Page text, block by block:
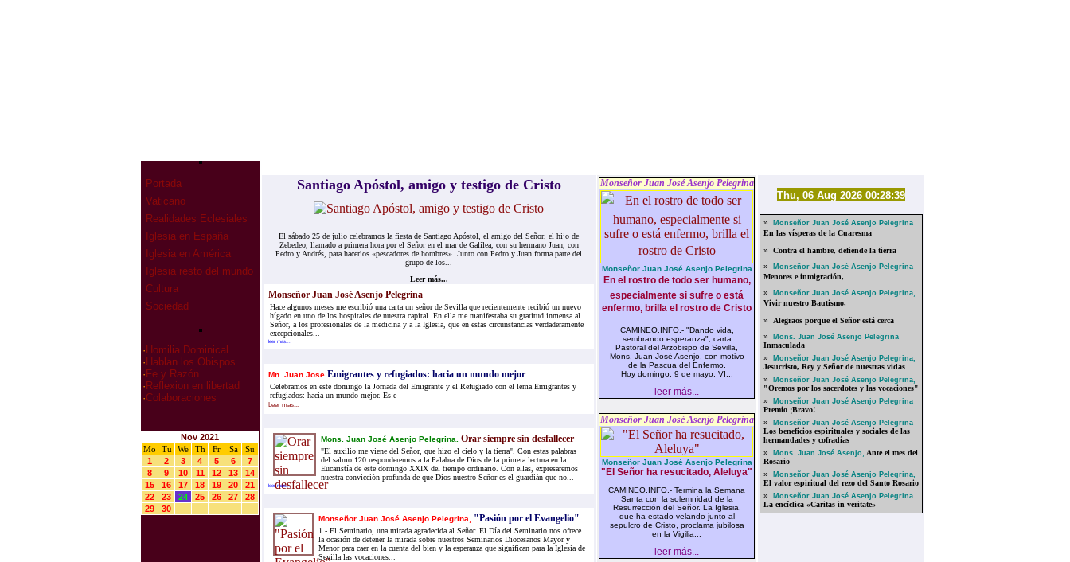
Portada
Vaticano
Realidades Eclesiales
Iglesia en España
Iglesia en América
Iglesia resto del mundo
Cultura
Sociedad
· Homilia Dominical
· Hablan los Obispos
· Fe y Razón
· Reflexion en libertad
·Colaboraciones
Nov 2021
Mo
Tu We Th Fr Sa
Su
1
2 3 4 5 6
7
8
9 10 11 12 13
14
15
16 17 18 19 20
21
22
23 24 25 26 27
28
29
30
Santiago Apóstol, amigo y testigo de Cristo
El sábado 25 de julio celebramos la fiesta de Santiago Apóstol, el amigo del Señor, el hijo de
Zebedeo, llamado a primera hora por el Señor en el mar de Galilea, con su hermano Juan, con
Pedro y Andrés, para hacerlos «pescadores de hombres». Junto con Pedro y Juan forma parte del
grupo de los...
Leer más...
Monseñor Juan José Asenjo Pelegrina
Hace algunos meses me escribió una carta un señor de Sevilla que recientemente recibió un nuevo
hígado en uno de los hospitales de nuestra capital. En ella me manifestaba su gratitud inmensa al
Señor, a los profesionales de la medicina y a la Iglesia, que en estas circunstancias verdaderamente
excepcionales...
leer mas...
Mn. Juan Jose Emigrantes y refugiados: hacia un mundo mejor
Celebramos en este domingo la Jornada del Emigrante y el Refugiado con el lema Emigrantes y
refugiados: hacia un mundo mejor. Es e
Leer mas...
Mons. Juan José Asenjo Pelegrina. Orar siempre sin desfallecer
"El auxilio me viene del Señor, que hizo el cielo y la tierra". Con estas palabras
del salmo 120 responderemos a la Palabra de Dios de la primera lectura en la
Eucaristía de este domingo XXIX del tiempo ordinario. Con ellas, expresaremos
nuestra convicción profunda de que Dios nuestro Señor es el guardián que no...
leer mas...
Monseñor Juan José Asenjo Pelegrina, "Pasión por el Evangelio"
1.- El Seminario, una mirada agradecida al Señor. El Día del Seminario nos ofrece
la ocasión de detener la mirada sobre nuestros Seminarios Diocesanos Mayor y
Menor para caer en la cuenta del bien y la esperanza que significan para la Iglesia de
Sevilla las vocaciones...
Monseñor Juan José Asenjo Pelegrina
Monseñor Juan José Asenjo Pelegrina
En el rostro de todo ser humano,
especialmente si sufre o está
enfermo, brilla el rostro de Cristo
CAMINEO.INFO.- "Dando vida,
sembrando esperanza", carta
Pastoral del Arzobispo de Sevilla,
Mons. Juan José Asenjo, con motivo
de la Pascua del Enfermo.
Hoy domingo, 9 de mayo, VI...
leer más...
Monseñor Juan José Asenjo Pelegrina
Monseñor Juan José Asenjo Pelegrina
"El Señor ha resucitado, Aleluya"
CAMINEO.INFO.- Termina la Semana
Santa con la solemnidad de la
Resurrección del Señor. La Iglesia,
que ha estado velando junto al
sepulcro de Cristo, proclama jubilosa
en la Vigilia...
leer más...
Thu, 06 Aug 2026 00:28:39
» Monseñor Juan José Asenjo Pelegrina
En las vísperas de la Cuaresma
»
Contra el hambre, defiende la tierra
»
Monseñor Juan José Asenjo Pelegrina
Menores e inmigración,
»
Monseñor Juan José Asenjo Pelegrina,
Vivir nuestro Bautismo,
»
Alegraos porque el Señor está cerca
»
Mons. Juan José Asenjo Pelegrina
Inmaculada
»
Monseñor Juan José Asenjo Pelegrina,
Jesucristo, Rey y Señor de nuestras vidas
»
Monseñor Juan José Asenjo Pelegrina,
"Oremos por los sacerdotes y las vocaciones"
»
Monseñor Juan José Asenjo Pelegrina
Premio ¡Bravo!
»
Monseñor Juan José Asenjo Pelegrina
Los beneficios espirituales y sociales de las
hermandades y cofradías
»
Mons. Juan José Asenjo, Ante el mes del
Rosario
»
Monseñor Juan José Asenjo Pelegrina,
El valor espiritual del rezo del Santo Rosario
»
Monseñor Juan José Asenjo Pelegrina
La encíclica «Caritas in veritate»